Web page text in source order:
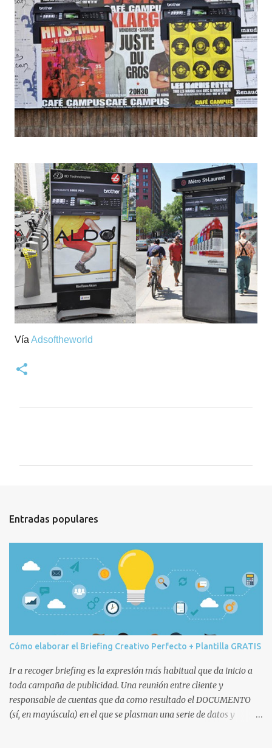
Vía Adsoftheworld
r
s
Entradas populares
Cómo elaborar el Briefing Creativo Perfecto + Plantilla GRATIS
Ir a recoger briefing es la expresión más habitual que da inicio a
toda campaña de publicidad. Una reunión entre cliente y
responsable de cuentas que da como resultado el DOCUMENTO
(sí, en mayúscula) en el que se plasman una serie de datos y